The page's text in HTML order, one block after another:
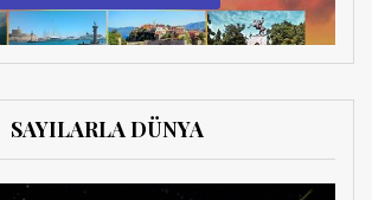
SAYILARLA DÜNYA